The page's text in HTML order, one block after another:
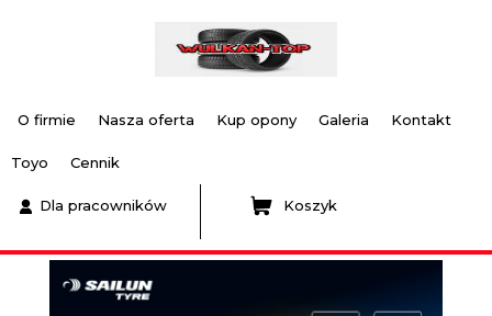
O firmie Nasza oferta Kup opony Galeria Kontakt
Toyo Cennik
Dla pracowników Koszyk